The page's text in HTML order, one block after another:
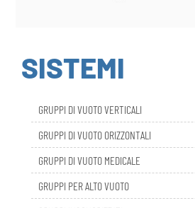
SISTEMI
GRUPPI DI VUOTO ORIZZONTALI
GRUPPI DI VUOTO MEDICALE
GRUPPI PER ALTO VUOTO
GRUPPI INSONORIZZATI